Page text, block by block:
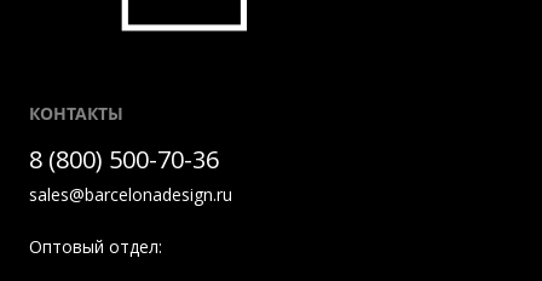
КОНТАКТЫ
8 (800) 500-70-36
sales@barcelonadesign.ru
Оптовый отдел: